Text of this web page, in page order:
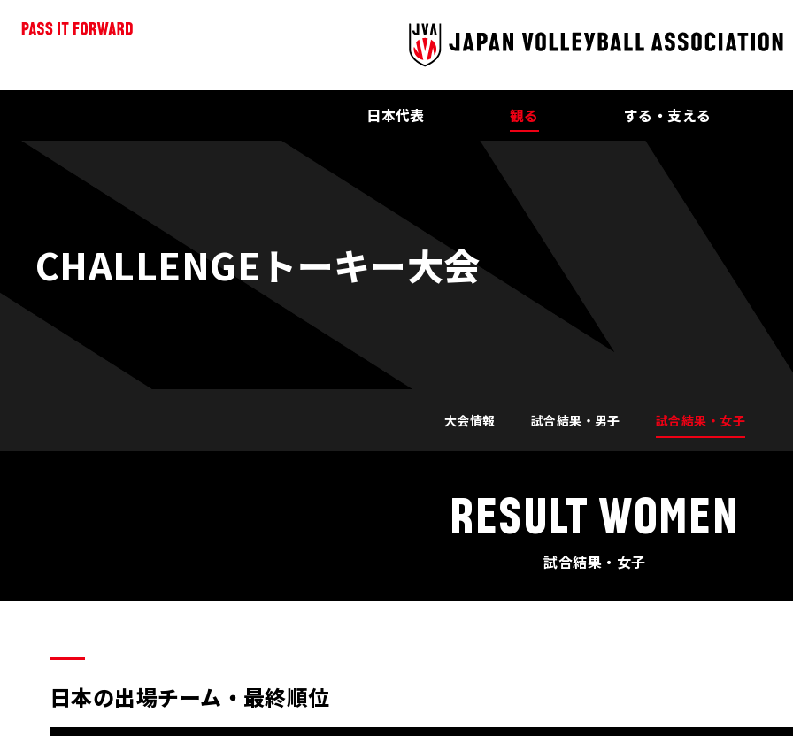
日本代表 観る する・支える
CHALLENGEトーキー大会
大会情報 試合結果・男子 試合結果・女子
RESULT WOMEN
試合結果・女子
日本の出場チーム・最終順位